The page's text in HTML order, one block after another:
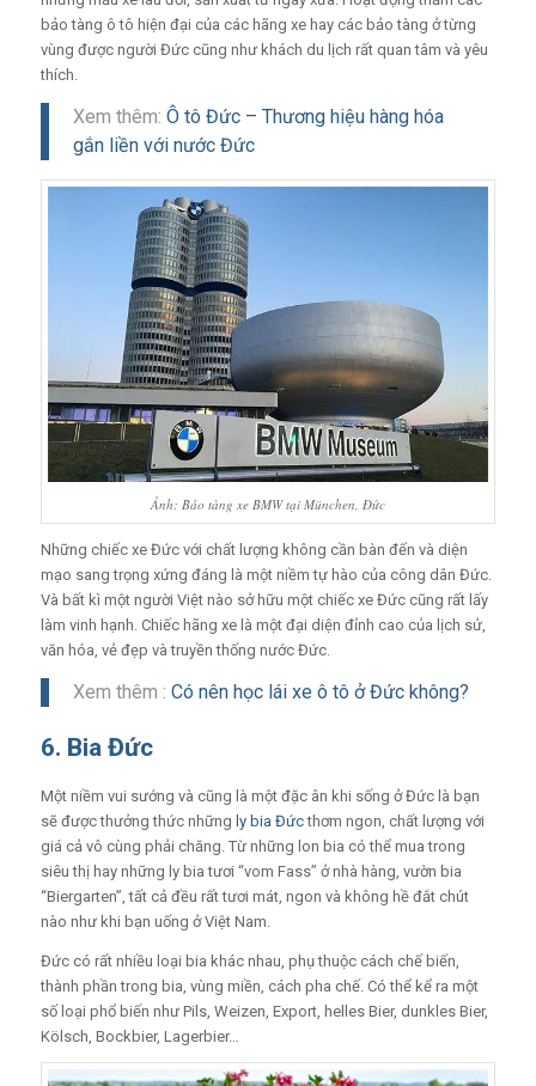
bảo tàng ô tô hiện đại của các hãng xe hay các bảo tàng ở từng
vùng được người Đức cũng như khách du lịch rất quan tâm và yêu
thích.
Xem thêm: Ô tô Đức – Thương hiệu hàng hóa
gắn liền với nước Đức
Ảnh: Bảo tàng xe BMW tại München, Đức
Những chiếc xe Đức với chất lượng không cần bàn đến và diện
mạo sang trọng xứng đáng là một niềm tự hào của công dân Đức.
Và bất kì một người Việt nào sở hữu một chiếc xe Đức cũng rất lấy
làm vinh hạnh. Chiếc hãng xe là một đại diện đỉnh cao của lịch sử,
văn hóa, vẻ đẹp và truyền thống nước Đức.
Xem thêm : Có nên học lái xe ô tô ở Đức không?
6. Bia Đức
Một niềm vui sướng và cũng là một đặc ân khi sống ở Đức là bạn
sẽ được thưởng thức những ly bia Đứcthơm ngon, chất lượng với
giá cả vô cùng phải chăng. Từ những lon bia có thể mua trong
siêu thị hay những ly bia tươi “vom Fass” ở nhà hàng, vườn bia
“Biergarten”, tất cả đều rất tươi mát, ngon và không hề đắt chút
nào như khi bạn uống ở Việt Nam.
Đức có rất nhiều loại bia khác nhau, phụ thuộc cách chế biến,
thành phần trong bia, vùng miền, cách pha chế. Có thể kể ra một
số loại phổ biến như Pils, Weizen, Export, helles Bier, dunkles Bier,
Kölsch, Bockbier, Lagerbier…